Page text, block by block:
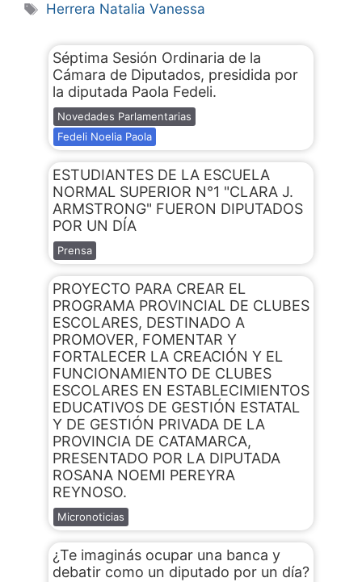
Herrera Natalia Vanessa
Séptima Sesión Ordinaria de la
Cámara de Diputados, presidida por
la diputada Paola Fedeli.
Novedades Parlamentarias
Fedeli Noelia Paola
ESTUDIANTES DE LA ESCUELA
NORMAL SUPERIOR N°1 "CLARA J.
ARMSTRONG" FUERON DIPUTADOS
POR UN DÍA
Prensa
PROYECTO PARA CREAR EL
PROGRAMA PROVINCIAL DE CLUBES
ESCOLARES, DESTINADO A
PROMOVER, FOMENTAR Y
FORTALECER LA CREACIÓN Y EL
FUNCIONAMIENTO DE CLUBES
ESCOLARES EN ESTABLECIMIENTOS
EDUCATIVOS DE GESTIÓN ESTATAL
Y DE GESTIÓN PRIVADA DE LA
PROVINCIA DE CATAMARCA,
PRESENTADO POR LA DIPUTADA
ROSANA NOEMI PEREYRA
REYNOSO.
Micronoticias
¿Te imaginás ocupar una banca y
debatir como un diputado por un día?